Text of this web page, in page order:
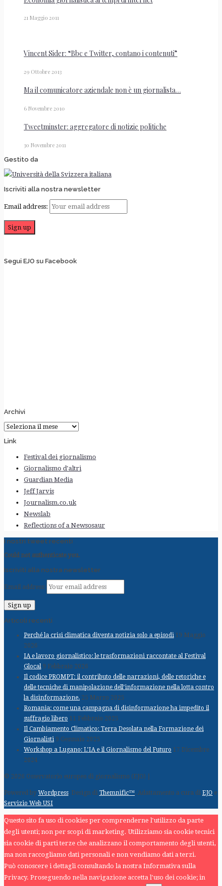
21 Maggio 2011
Vincent Sider: “Bbc e Twitter, contano i contenuti”
29 Ottobre 2013
Ma il comunicatore aziendale non è un giornalista…
6 Novembre 2010
Tweetminster: aggregatore di notizie politiche
30 Novembre 2011
Gestito da
Iscriviti alla nostra newsletter
Email address:
Segui EJO su Facebook
Archivi
Archivi
Link
Festival dei giornalismo
Giornalismo d'altri
Guardian Media
Jeff Jarvis
Journalism.co.uk
Newslab
Reflections of a Newsosaur
I nostri tweet recenti
Could not authenticate you.
Iscriviti alla nostra newsletter
Email address:
Articoli recenti
Perché la crisi climatica diventa notizia solo a episodi 19 Maggio
2026
IA e lavoro giornalistico: le trasformazioni raccontate al Festival
Glocal 9 Febbraio 2026
Il codice PROMPT: il contributo delle narrazioni, delle retoriche e
delle tecniche di manipolazione dell’informazione nella lotta contro
la disinformazione. 25 Marzo 2025
Romania: come una campagna di disinformazione ha impedito il
suffragio libero 11 Febbraio 2025
Il Cambiamento Climatico: Terra Desolata nella Formazione dei
Giornalisti 9 Gennaio 2025
Workshop a Lugano: L’IA e il Giornalismo del Futuro 17 Dicembre
2024
© 2026 Osservatorio europeo di giornalismo (EJO) |
Powered by Wordpress. Design di Themnific™. Adattamento a cura di EJO e
Servizio Web USI
Questo sito fa uso di cookies per comprenderne l'utilizzo da parte
degli utenti; non per scopi di marketing. Utilizziamo sia cookie tecnici
sia cookie di parti terze che analizzano il comportamento degli utenti,
ma non raccogliamo dati personali e non vendiamo dati a terzi.
Può conoscere i dettagli consultando la nostra Informativa sulla
Privacy. Proseguendo nella navigazione accetta l'uso dei cookie; in